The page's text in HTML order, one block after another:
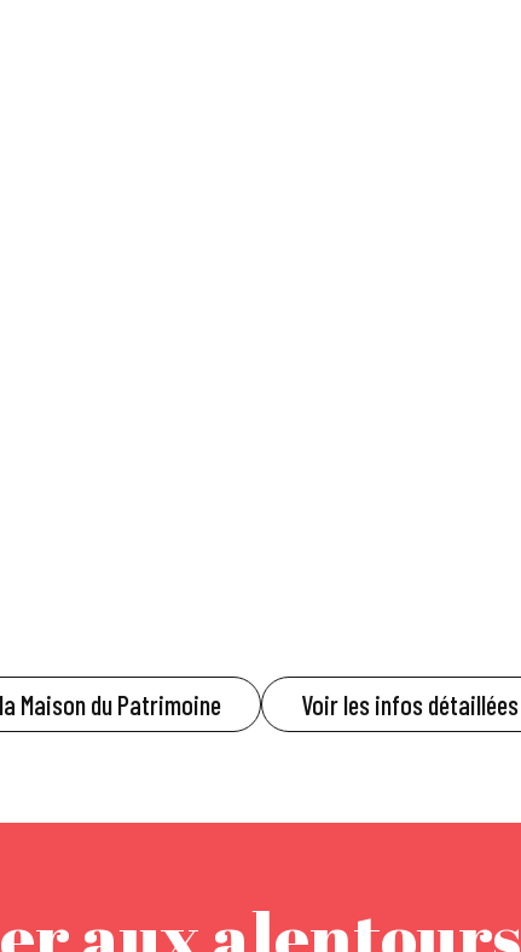
Maison du Patrimoine Voir les infos détaillées